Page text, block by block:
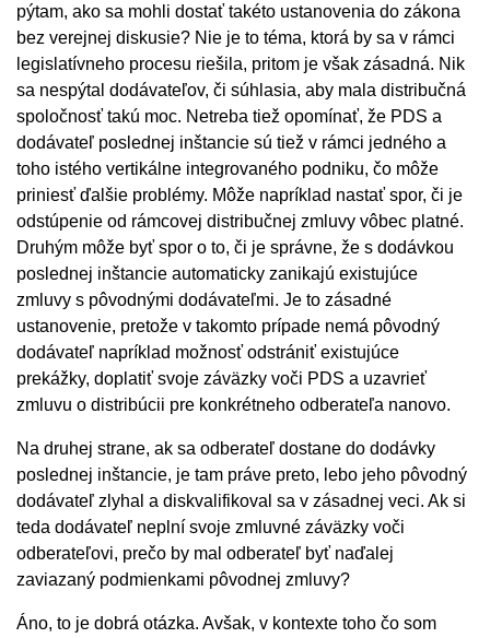
pýtam, ako sa mohli dostať takéto ustanovenia do zákona
bez verejnej diskusie? Nie je to téma, ktorá by sa v rámci
legislatívneho procesu riešila, pritom je však zásadná. Nik
sa nespýtal dodávateľov, či súhlasia, aby mala distribučná
spoločnosť takú moc. Netreba tiež opomínať, že PDS a
dodávateľ poslednej inštancie sú tiež v rámci jedného a
toho istého vertikálne integrovaného podniku, čo môže
priniesť ďalšie problémy. Môže napríklad nastať spor, či je
odstúpenie od rámcovej distribučnej zmluvy vôbec platné.
Druhým môže byť spor o to, či je správne, že s dodávkou
poslednej inštancie automaticky zanikajú existujúce
zmluvy s pôvodnými dodávateľmi. Je to zásadné
ustanovenie, pretože v takomto prípade nemá pôvodný
dodávateľ napríklad možnosť odstrániť existujúce
prekážky, doplatiť svoje záväzky voči PDS a uzavrieť
zmluvu o distribúcii pre konkrétneho odberateľa nanovo.
Na druhej strane, ak sa odberateľ dostane do dodávky
poslednej inštancie, je tam práve preto, lebo jeho pôvodný
dodávateľ zlyhal a diskvalifikoval sa v zásadnej veci. Ak si
teda dodávateľ neplní svoje zmluvné záväzky voči
odberateľovi, prečo by mal odberateľ byť naďalej
zaviazaný podmienkami pôvodnej zmluvy?
Áno, to je dobrá otázka. Avšak, v kontexte toho čo som